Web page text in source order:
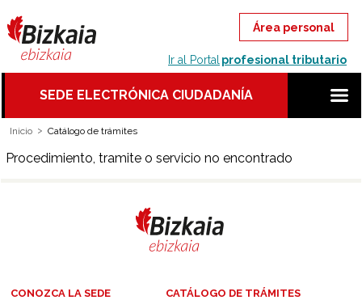
Ir al Portal profesional tributario
SEDE ELECTRÓNICA CIUDADANÍA
Inicio Catálogo de trámites
Procedimiento, tramite o servicio no encontrado
CONOZCA LA SEDE
CATÁLOGO DE TRÁMITES